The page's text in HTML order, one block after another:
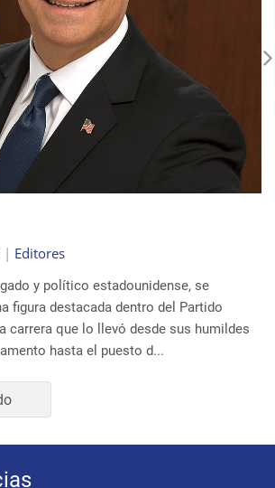
|Editores
y político estadounidense, se
figura destacada dentro del Partido
carrera que lo llevó desde sus humildes